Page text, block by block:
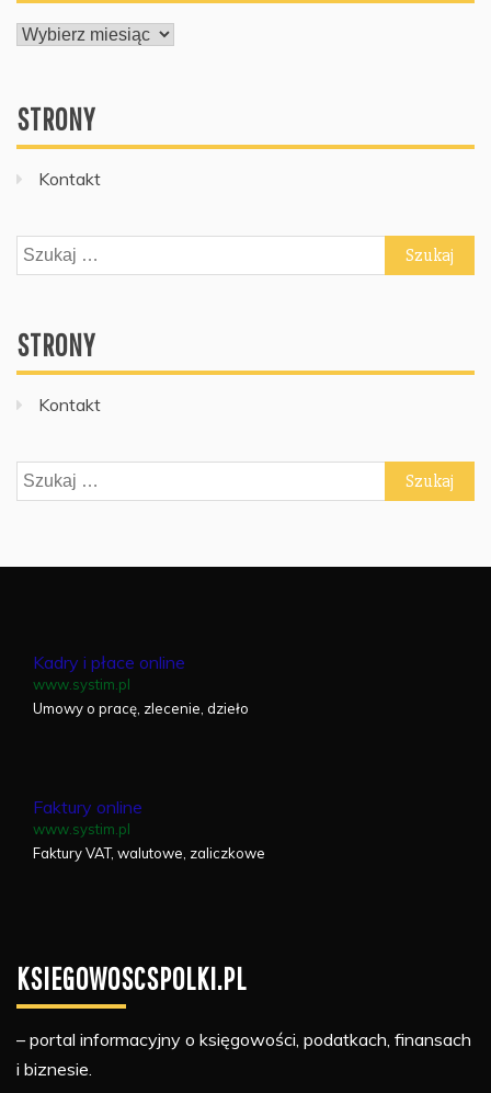
ARCHIWUM
STRONY
Kontakt
Szukaj:
STRONY
Kontakt
Szukaj:
Kadry i płace online
www.systim.pl
Umowy o pracę, zlecenie, dzieło
Faktury online
www.systim.pl
Faktury VAT, walutowe, zaliczkowe
KSIEGOWOSCSPOLKI.PL
– portal informacyjny o księgowości, podatkach, finansach
i biznesie.